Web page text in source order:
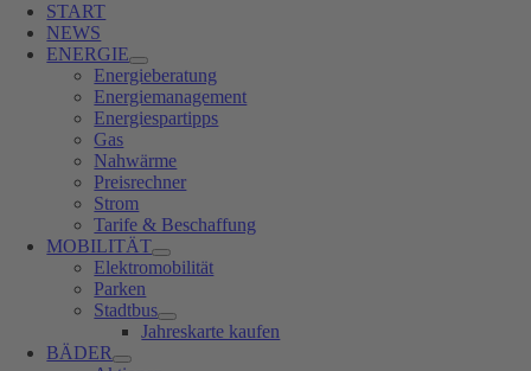
START
NEWS
ENERGIE
Energieberatung
Energiemanagement
Energiespartipps
Gas
Nahwärme
Preisrechner
Strom
Tarife & Beschaffung
MOBILITÄT
Elektromobilität
Parken
Stadtbus
Jahreskarte kaufen
BÄDER